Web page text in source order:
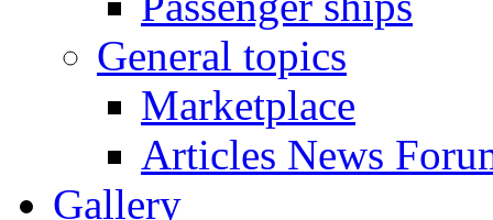
General topics
Marketplace
Articles News
Gallery